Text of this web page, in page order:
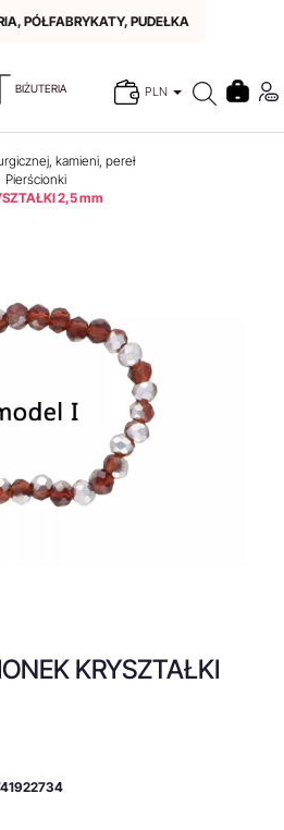
PÓŁFABRYKATY, PUDEŁKA
BIŻUTERIA PLN
kamieni, pereł
Pierścionki
2,5 mm
KRYSZTAŁKI